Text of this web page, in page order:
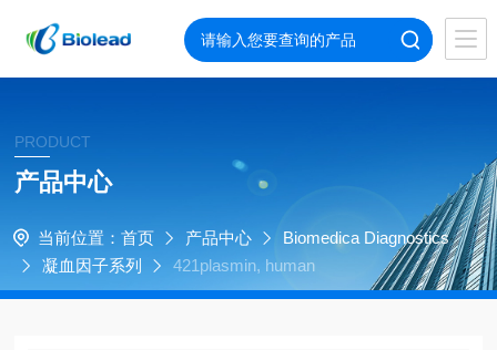
PRODUCT
产品中心
当前位置： 首页 产品中心
Biomedica Diagnostics
凝血因子系列
421plasmin, human